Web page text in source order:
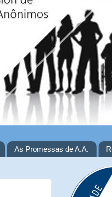
As Promessas de A.A.